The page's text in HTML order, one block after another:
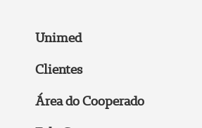
Unimed
Clientes
Área do Cooperado